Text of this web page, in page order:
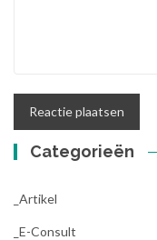
Categorieën
_Artikel
_E-Consult